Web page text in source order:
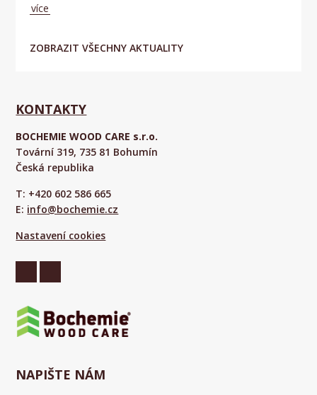
ZOBRAZIT VŠECHNY AKTUALITY
více
KONTAKTY
BOCHEMIE WOOD CARE s.r.o.
Tovární 319, 735 81 Bohumín
Česká republika
T: +420 602 586 665
E: info@bochemie.cz
Nastavení cookies
NAPIŠTE NÁM